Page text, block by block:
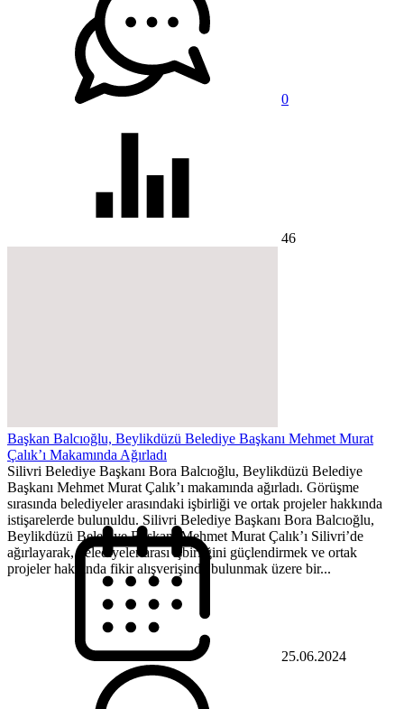
0
46
Başkan Balcıoğlu, Beylikdüzü Belediye Başkanı Mehmet Murat
Çalık’ı Makamında Ağırladı
Silivri Belediye Başkanı Bora Balcıoğlu, Beylikdüzü Belediye
Başkanı Mehmet Murat Çalık’ı makamında ağırladı. Görüşme
sırasında belediyeler arasındaki işbirliği ve ortak projeler hakkında
istişarelerde bulunuldu. Silivri Belediye Başkanı Bora Balcıoğlu,
Beylikdüzü Belediye Başkanı Mehmet Murat Çalık’ı Silivri’de
ağırlayarak, belediyeler arası işbirliğini güçlendirmek ve ortak
projeler hakkında fikir alışverişinde bulunmak üzere bir...
25.06.2024